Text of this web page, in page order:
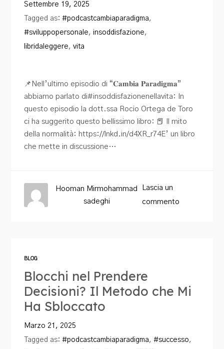
Settembre 19, 2025
Tagged as:#podcastcambiaparadigma,
#sviluppopersonale,insoddisfazione,
libridaleggere,vita
📌Nell’ultimo episodio di “𝐂𝐚𝐦𝐛𝐢𝐚 𝐏𝐚𝐫𝐚𝐝𝐢𝐠𝐦𝐚”
abbiamo parlato di#insoddisfazionenellavita: In
questo episodio la dott.ssa Rocio Ortega de Toro
ci ha suggerito questo bellissimo libro: 📕 Il mito
della normalità: https://lnkd.in/d4XR_r74E’ un libro
che mette in discussione…
Lascia un
commento
Hooman Mirmohammad
sadeghi
BLOG
Blocchi nel Prendere
Decisioni? Il Metodo che Mi
Ha Sbloccato
Marzo 21, 2025
Tagged as:#podcastcambiaparadigma,#successo,